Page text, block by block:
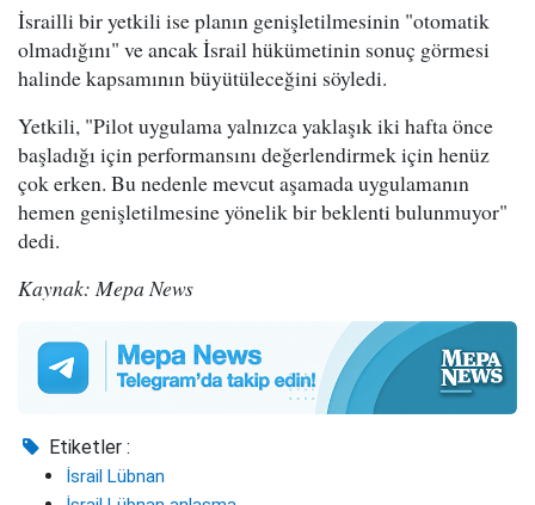
İsrailli bir yetkili ise planın genişletilmesinin "otomatik
olmadığını" ve ancak İsrail hükümetinin sonuç görmesi
halinde kapsamının büyütüleceğini söyledi.
Yetkili, "Pilot uygulama yalnızca yaklaşık iki hafta önce
başladığı için performansını değerlendirmek için henüz
çok erken. Bu nedenle mevcut aşamada uygulamanın
hemen genişletilmesine yönelik bir beklenti bulunmuyor"
dedi.
Kaynak: Mepa News
Etiketler :
İsrail Lübnan